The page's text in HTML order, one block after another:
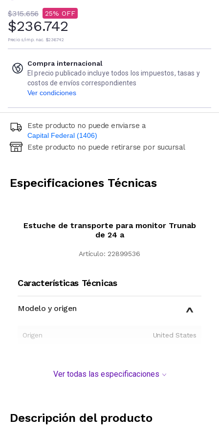
$315.656 25
$236.742
Precio s/imp. nac. $236.742
Compra internacional
El precio publicado incluye todos los impuestos, tasas y
costos de envíos correspondientes
Ver condiciones
Este producto no puede enviarse a
Capital Federal (1406)
Ingresá código postal (sólo números)
Este producto no puede retirarse por sucursal
Especificaciones Técnicas
Estuche de transporte para monitor Trunab
de 24 a
Artículo: 22899536
Características Técnicas
Modelo y origen
Origen United States
Ver todas las especificaciones
Descripción del producto